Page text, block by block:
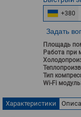
+380
Задать
Площадь
Работа при
Тип
Wi-Fi
Характеристики